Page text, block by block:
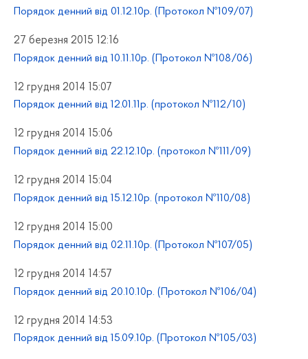
Порядок денний від 01.12.10р. (Протокол №109/07)
27 березня 2015 12:16
Порядок денний від 10.11.10р. (Протокол №108/06)
12 грудня 2014 15:07
Порядок денний від 12.01.11р. (протокол №112/10)
12 грудня 2014 15:06
Порядок денний від 22.12.10р. (протокол №111/09)
12 грудня 2014 15:04
Порядок денний від 15.12.10р. (протокол №110/08)
12 грудня 2014 15:00
Порядок денний від 02.11.10р. (Протокол №107/05)
12 грудня 2014 14:57
Порядок денний від 20.10.10р. (Протокол №106/04)
12 грудня 2014 14:53
Порядок денний від 15.09.10р. (Протокол №105/03)